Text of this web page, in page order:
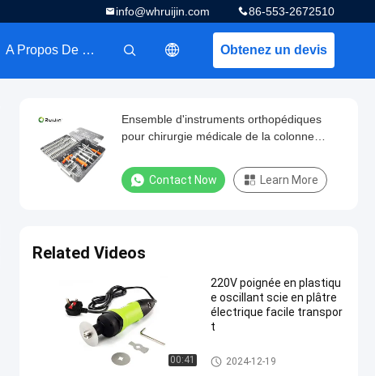
86-553-2672510
info@whruijin.com
Obtenez un devis
A Propos De Nous
Ensemble d'instruments orthopédiques
pour chirurgie médicale de la colonne
d'instruments médicaux à fixation interne
Contact Now Learn More
Related Videos
00:41
220V poignée en plastiqu
e oscillant scie en plâtre
électrique facile transpor
t
Scie électrique de plâtre
2024-12-19